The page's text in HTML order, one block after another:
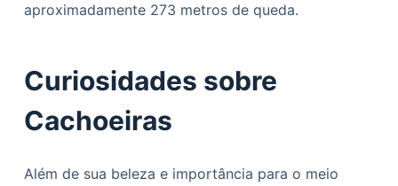
aproximadamente 273 metros de queda.
Curiosidades sobre
Cachoeiras
Além de sua beleza e importância para o meio